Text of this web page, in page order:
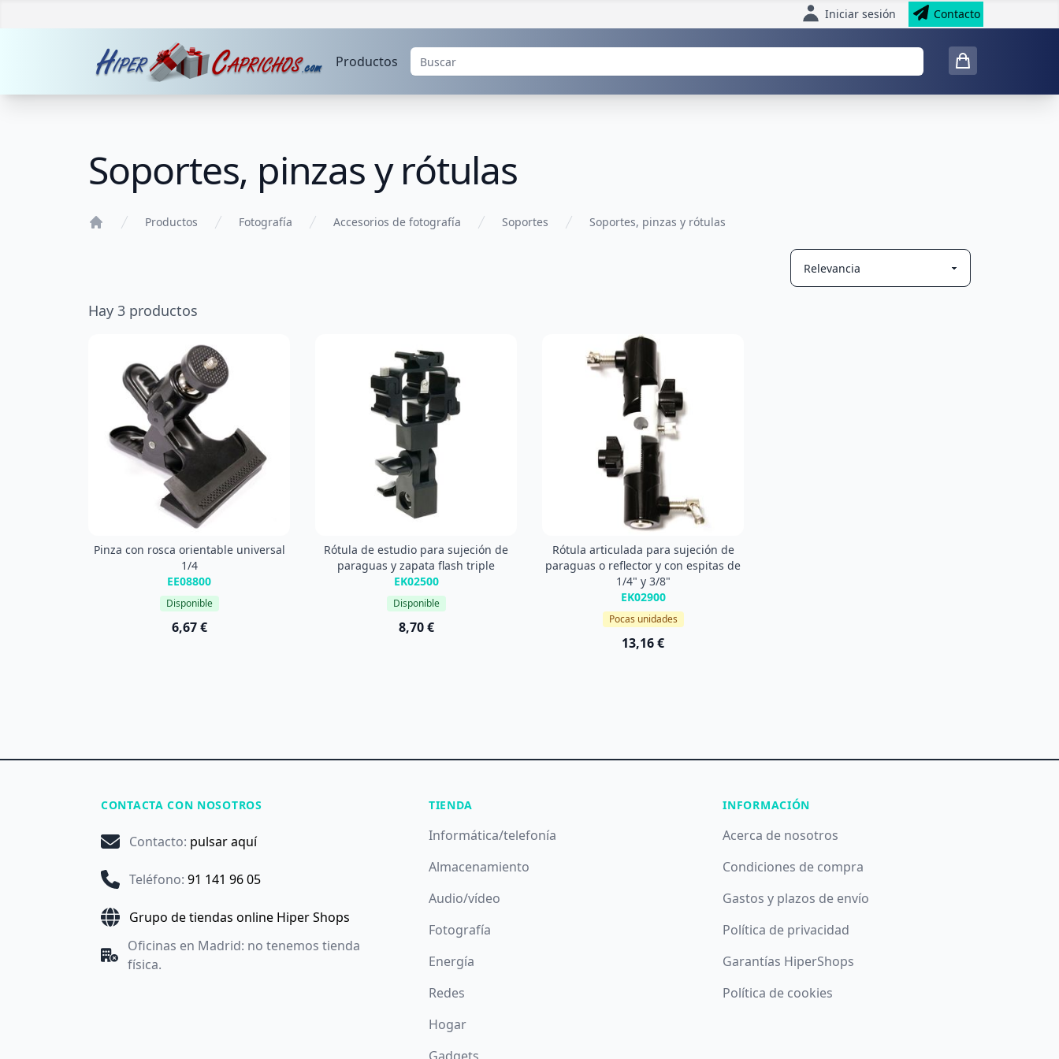
Iniciar sesión Contacto
Productos
Soportes, pinzas y rótulas
Productos Fotografía Accesorios de fotografía Soportes Soportes, pinzas y rótulas
Hay 3 productos
Pinza con rosca orientable universal
1/4
EE08800
Disponible
6,67 €
Rótula de estudio para sujeción de
paraguas y zapata flash triple
EK02500
Disponible
8,70 €
Rótula articulada para sujeción de
paraguas o reflector y con espitas de
1/4" y 3/8"
EK02900
Pocas unidades
13,16 €
CONTACTA CON NOSOTROS
Contacto: pulsar aquí
Teléfono: 91 141 96 05
Grupo de tiendas online Hiper Shops
Oficinas en Madrid: no tenemos tienda
física.
TIENDA
Informática/telefonía
Almacenamiento
Audio/vídeo
Fotografía
Energía
Redes
Hogar
INFORMACIÓN
Acerca de nosotros
Condiciones de compra
Gastos y plazos de envío
Política de privacidad
Garantías HiperShops
Política de cookies